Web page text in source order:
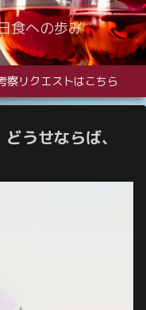
食への歩み
察リクエストはこちら
うせならば、